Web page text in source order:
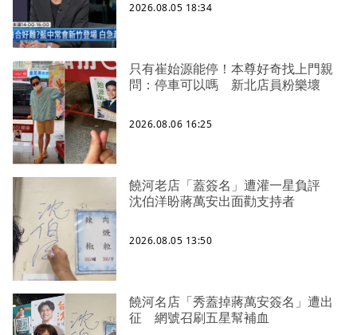
2026.08.05 18:34
只有崔始源能停！本尊好奇找上門親
問：停車可以嗎 新北店員粉樂壞
2026.08.06 16:25
饒河老店「蓋簽名」遭灌一星負評
沈伯洋盼蔣萬安出面勸支持者
2026.08.05 13:50
饒河名店「秀蓋掉蔣萬安簽名」遭出
征 網號召刷五星幫補血